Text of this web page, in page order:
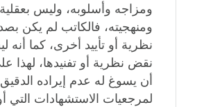
ومزاجه وأسلوبه، وليس
ومنهجيته، فالكاتب لم يكن
نظرية أو تأييد أخرى، كما
نقض نظرية أو تفنيدها، لهذا
أن يسوغ له عدم إيراده الدقيق
لمرجعيات الاستشهادات التي